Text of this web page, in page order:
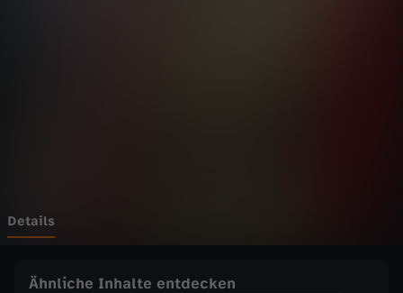
i
Details
Ähnliche Inhalte entdecken